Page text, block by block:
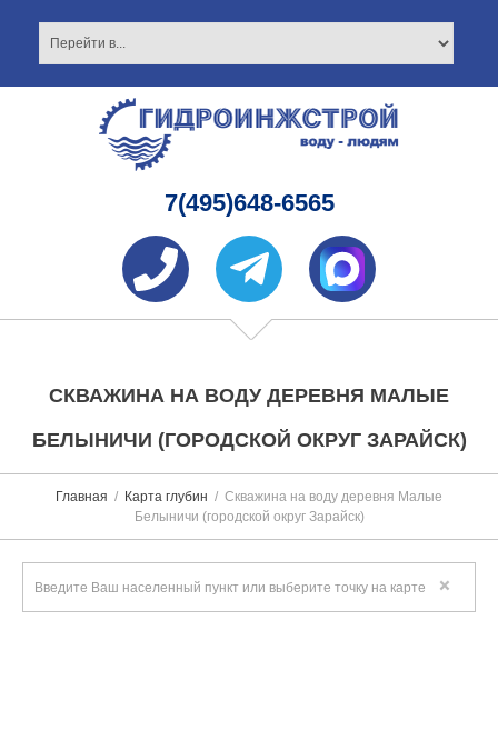
7(495)648-6565
СКВАЖИНА НА ВОДУ ДЕРЕВНЯ МАЛЫЕ
БЕЛЫНИЧИ (ГОРОДСКОЙ ОКРУГ ЗАРАЙСК)
Главная Карта глубин
Скважина на воду деревня Малые
Белыничи (городской округ Зарайск)